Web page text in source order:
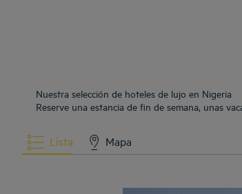
Nuestra selección de hoteles de lujo en Nigeria
Reserve una estancia de fin de semana, unas
Lista Mapa